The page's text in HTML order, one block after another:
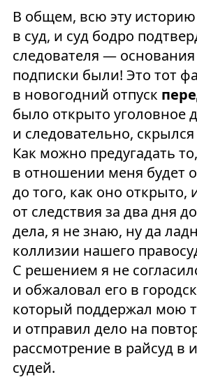
В общем, всю эту
в суд, и суд бодро
следователя —
подписки были! Это тот
в новогодний отпуск
было открыто уголовное
и следовательно, скрылся
Как можно предугадать
в отношении меня будет
до того, как оно открыто,
от следствия за два дня
дела, я не знаю, ну да
коллизии нашего
С решением я не
и обжаловал его в
который поддержал мою
и отправил дело на
рассмотрение в райсуд в
судей.